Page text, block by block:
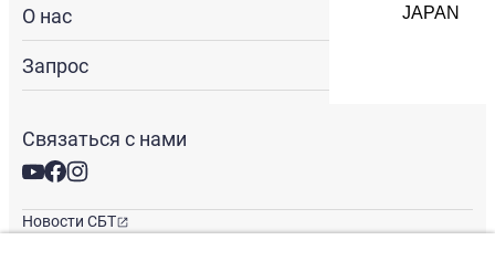
О нас
Запрос
Связаться с нами
Новости СБТ